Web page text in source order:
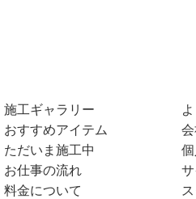
施工ギャラリー
おすすめアイテム
ただいま施工中
お仕事の流れ
料金について